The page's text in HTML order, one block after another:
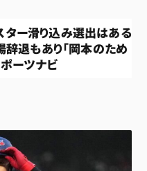
ー滑り込み選出はある
退もあり「岡本のため
ーツナビ